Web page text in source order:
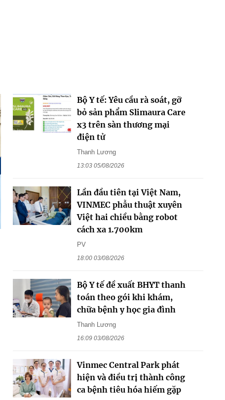
Bộ Y tế: Yêu cầu rà soát, gỡ
bỏ sản phẩm Slimaura Care
x3 trên sàn thương mại
điện tử
Thanh Lương
13:03 05/08/2026
Lần đầu tiên tại Việt Nam,
VINMEC phẫu thuật xuyên
Việt hai chiều bằng robot
cách xa 1.700km
PV
18:00 03/08/2026
Bộ Y tế đề xuất BHYT thanh
toán theo gói khi khám,
chữa bệnh y học gia đình
Thanh Lương
16:09 03/08/2026
Vinmec Central Park phát
hiện và điều trị thành công
ca bệnh tiêu hóa hiếm gặp